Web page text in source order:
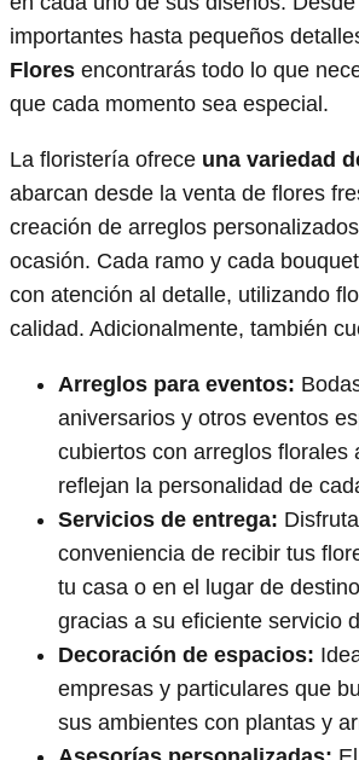
importantes hasta pequeños
Flores encontrarás todo lo que
que cada momento sea especial.
La floristería ofrece una variedad
abarcan desde la venta de flores
creación de arreglos
ocasión. Cada ramo y cada
con atención al detalle, utilizando
calidad. Adicionalmente, también
Arreglos para eventos:
aniversarios y otros eventos
cubiertos con arreglos florales
reflejan la personalidad de
Servicios de entrega:
conveniencia de recibir tus
tu casa o en el lugar de
gracias a su eficiente servicio
Decoración de espacios:
empresas y particulares que
sus ambientes con plantas y